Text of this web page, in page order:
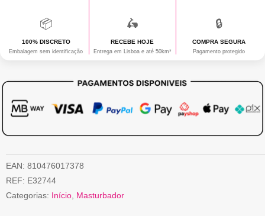
📦
100% DISCRETO
Embalagem sem identificação
🛵
RECEBE HOJE
Entrega em Lisboa e até 50km*
🔒
COMPRA SEGURA
Pagamento protegido
EAN: 810476017378
REF: E32744
Categorias: Início Masturbador